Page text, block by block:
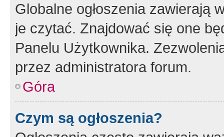
Globalne ogłoszenia zawierają
je czytać. Znajdować się one
Panelu Użytkownika.
przez administratora forum.
Góra
Czym są ogłoszenia?